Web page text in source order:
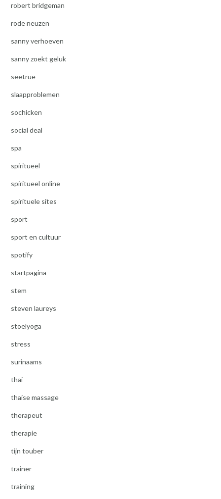
robert bridgeman
rode neuzen
sanny verhoeven
sanny zoekt geluk
seetrue
slaapproblemen
sochicken
social deal
spa
spiritueel
spiritueel online
spirituele sites
sport
sport en cultuur
spotify
startpagina
stem
steven laureys
stoelyoga
stress
surinaams
thai
thaise massage
therapeut
therapie
tijn touber
trainer
training